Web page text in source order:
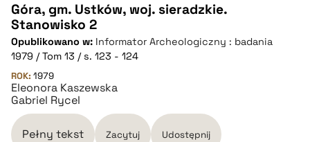
CZYSTY TEKST
pobierz cytat
BIBTEX
Góra, gm. Ustków, woj. sieradzkie.
Stanowisko 2
Opublikowano w: Informator Archeologiczny : badania
1979 / Tom 13 / s. 123 - 124
ROK: 1979
Eleonora Kaszewska
Gabriel Rycel
Pełny tekst Zacytuj Udostępnij